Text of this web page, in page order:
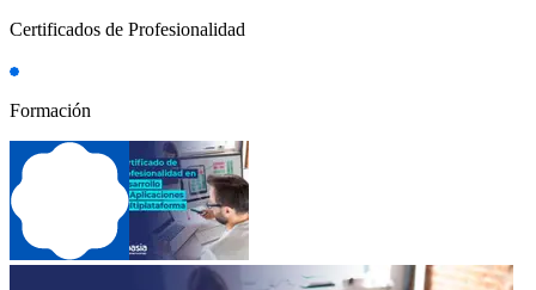
Certificados de Profesionalidad
Formación